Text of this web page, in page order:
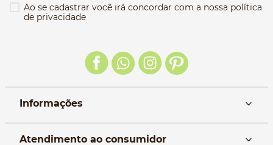
Ao se cadastrar você irá concordar com a nossa política
de privacidade
Informações
Atendimento ao consumidor